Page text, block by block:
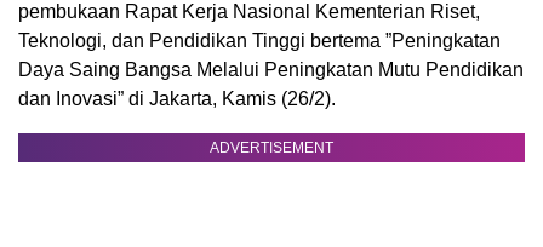
pembukaan Rapat Kerja Nasional Kementerian Riset,
Teknologi, dan Pendidikan Tinggi bertema ”Peningkatan
Daya Saing Bangsa Melalui Peningkatan Mutu Pendidikan
dan Inovasi” di Jakarta, Kamis (26/2).
ADVERTISEMENT